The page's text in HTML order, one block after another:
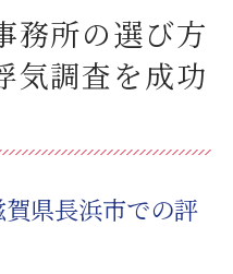
とサービスの比較
功の秘訣を知る
ロが教える調査の流
くべき法律と倫理
収集の技術
務所の選び方
気調査を成功
県長浜市での評